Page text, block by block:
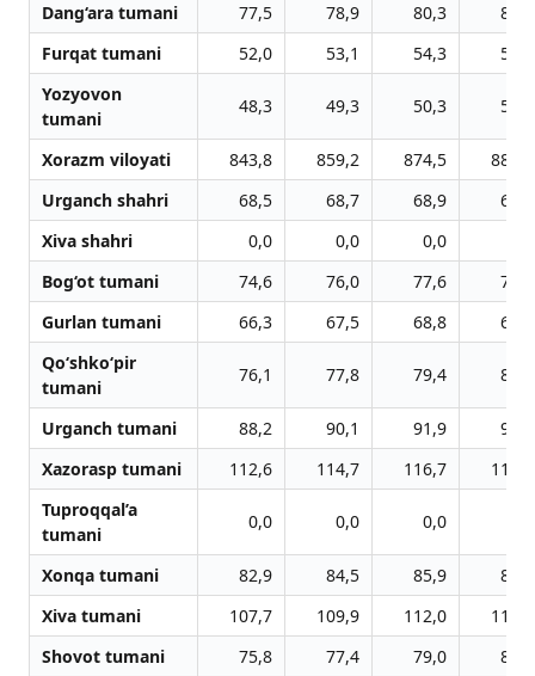
Dang‘ara tumani
77,5 78,9 80,3
81,7
Furqat tumani
52,0 53,1 54,3
55,2
Yozyovon
tumani
48,3 49,3 50,3 51,3
Xorazm viloyati 843,8 859,2 874,5
889,1
Urganch shahri
68,5 68,7 68,9
69,2
Xiva shahri
0,0 0,0 0,0
Bog‘ot tumani
74,6 76,0 77,6
78,8
Gurlan tumani
66,3 67,5 68,8
69,7
Qo‘shko‘pir
tumani
76,1 77,8 79,4 80,9
Urganch tumani 88,2 90,1 91,9
93,8
Xazorasp tumani
112,6 114,7 116,7
118,7
Tuproqqal’a
tumani
0,0 0,0 0,0
Xonqa tumani 82,9 84,5 85,9
87,7
Xiva tumani
107,7 109,9 112,0
114,0
Shovot tumani
75,8 77,4 79,0
80,4